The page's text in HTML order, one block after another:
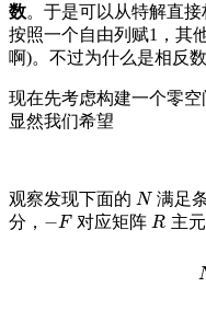
数。于是可以从特解直
按照一个自由列赋1，其
啊)。不过为什么是相反
现在先考虑构建一个零空
显然我们希望
观察发现下面的 N
N 满足
分， −F
−F 对应矩阵 R
R 主